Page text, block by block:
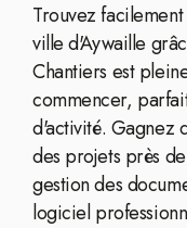
Trouvez
ville d'Aywaille
Chantiers est
commencer,
d'activité. Gagnez
des projets près
gestion des
logiciel